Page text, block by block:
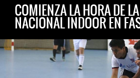
COMIENZA LA HORA DE
NACIONAL INDOOR EN